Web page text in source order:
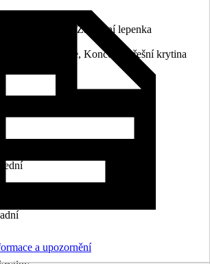
materiál, Základní lepenka
základové desce, Koncová střešní krytina
stěny
a upozornění